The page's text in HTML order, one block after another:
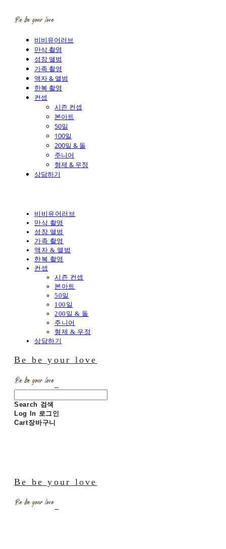
비비유어러브
만삭 촬영
성장 앨범
가족 촬영
액자 & 앨범
한복 촬영
컨셉
시즌 컨셉
본아트
50일
100일
200일 & 돌
주니어
형제 & 우정
상담하기
비비유어러브
만삭 촬영
성장 앨범
가족 촬영
액자 & 앨범
한복 촬영
컨셉
시즌 컨셉
본아트
50일
100일
200일 & 돌
주니어
형제 & 우정
상담하기
Be be your love
Search 검색
Log In 로그인
Cart장바구니
Be be your love